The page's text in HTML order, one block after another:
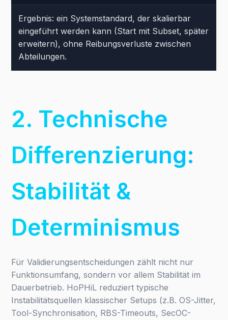
Ergebnis: ein Systemstandard, der skalierbar
eingeführt werden kann (Start mit Subset, später
erweitern), ohne Reibungsverluste zwischen
Abteilungen.
2. Technische
Differenzierung:
Stabilität &
Determinismus
Für Validierungsentscheidungen zählt nicht nur
Funktionsumfang, sondern vor allem Stabilität im
Dauerbetrieb. HoPHiL reduziert typische
Instabilitätsquellen klassischer Setups (z.B. OS-Jitter,
Tool-Synchronisation, RBS-Timeouts, SecOC-